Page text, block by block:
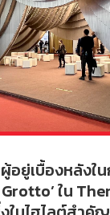
ยู่เบื้องหลังใน
ใน